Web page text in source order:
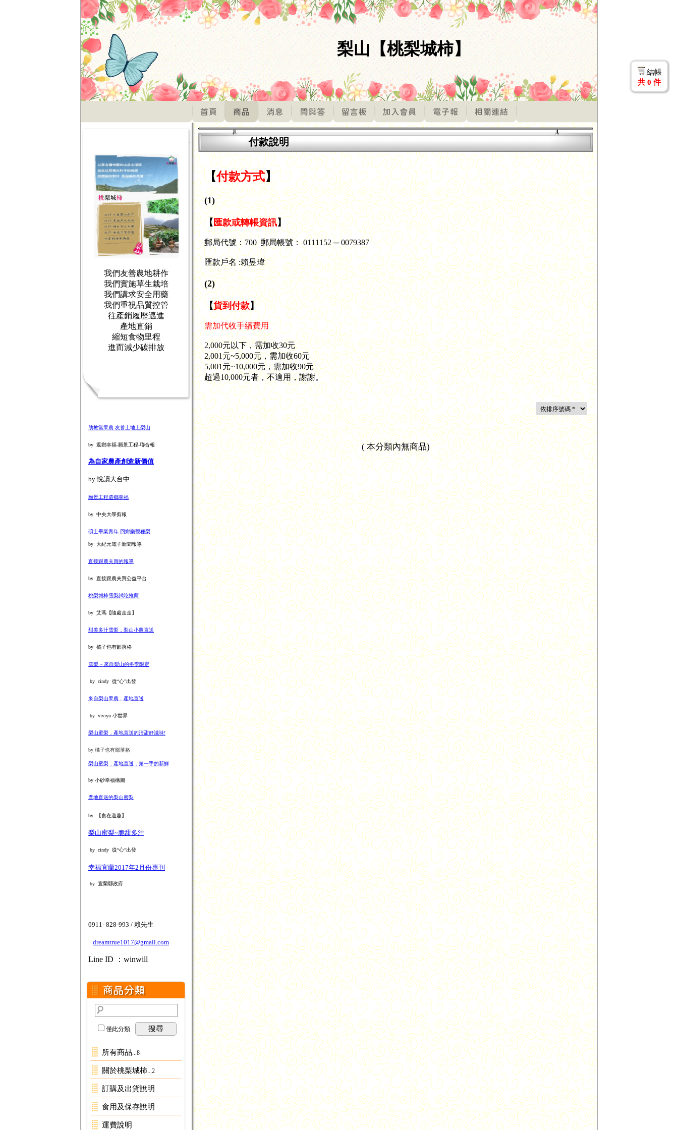
結帳
共 0 件
梨山【桃梨城柿】
我們友善農地耕作
我們實施草生栽培
我們講求安全用藥
我們重視品質控管
往產銷履歷邁進
產地直銷
縮短食物里程
進而減少碳排放
助教當果農 友善土地上梨山
by 返鄉幸福-願景工程-聯合報
為自家農產創造新價值
by 悅讀大台中
願景工程還鄉幸福
by 中央大學剪報
碩士畢業青年 回鄉樂觀種梨
by 大紀元電子新聞報導
直接跟農夫買的報導
by 直接跟農夫買公益平台
桃梨城柿雪梨試吃推薦
by 艾瑪【隨處走走】
甜美多汁雪梨，梨山小農直送
by 橘子也有部落格
雪梨 ~ 來自梨山的冬季限定
by cindy 從“心”出發
來自梨山果農．產地直送
by viviyu 小世界
梨山蜜梨，產地直送的清甜好滋味!
by 橘子也有部落格
梨山蜜梨，產地直送，第一手的新鮮
by 小砂幸福構圖
產地直送的梨山蜜梨
by 【食在遊趣】
梨山蜜梨~脆甜多汁
by cindy 從“心”出發
幸福宜蘭2017年2月份專刊
by 宜蘭縣政府
0911- 828-993 / 賴先生
dreamtrue1017@gmail.com
Line ID ：winwill
僅此分類 搜尋
所有商品 ...8
關於桃梨城柿 ...2
訂購及出貨說明
食用及保存說明
運費說明
付款說明
【付款方式】
(1)
【匯款或轉帳資訊】
郵局代號：700 郵局帳號： 0111152 ─ 0079387
匯款戶名 :賴昱瑋
(2)
【貨到付款】
需加代收手續費用
2,000元以下，需加收30元
2,001元~5,000元，需加收60元
5,001元~10,000元，需加收90元
超過10,000元者，不適用，謝謝。
(本分類內無商品)